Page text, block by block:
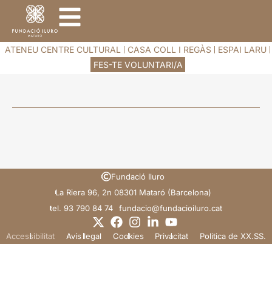
ATENEU CENTRE CULTURAL CASA COLL I REGÀS
ESPAI LARU
FES-TE VOLUNTARI/A
Fundació Iluro
La Riera 96, 2n 08301 Mataró (Barcelona)
tel. 93 790 84 74
tac.orulioicadnuf
@oicadnuf
Accessibilitat Avís legal Cookies Privacitat Politica de XX.SS.